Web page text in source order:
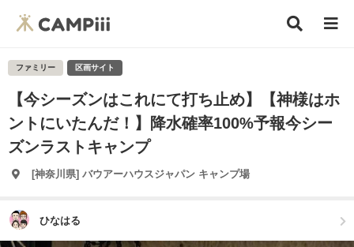
ファミリー 区画サイト
【今シーズンはこれにて打ち止め】【神様はホ
ントにいたんだ！】降水確率100%予報今シー
ズンラストキャンプ
[神奈川県] バウアーハウスジャパン キャンプ場
ひなはる